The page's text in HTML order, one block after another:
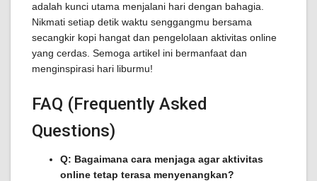
adalah kunci utama menjalani hari dengan bahagia.
Nikmati setiap detik waktu senggangmu bersama
secangkir kopi hangat dan pengelolaan aktivitas online
yang cerdas. Semoga artikel ini bermanfaat dan
menginspirasi hari liburmu!
FAQ (Frequently Asked
Questions)
Q: Bagaimana cara menjaga agar aktivitas
online tetap terasa menyenangkan?